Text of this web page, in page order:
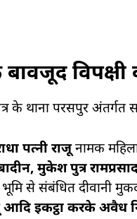
के थाना परसपुर अंतर्गत
पत्नी राजूनामक
मुकेश पुत्र
से संबंधित दीवानी
आदि इकट्ठा करके अवैध